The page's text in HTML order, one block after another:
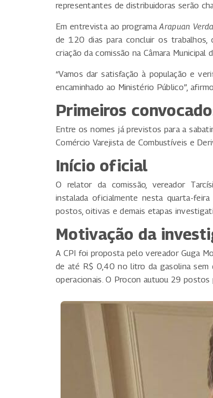
representantes de distribuidoras serão
Em entrevista ao programaArapuan
de 120 dias para concluir os trabalhos,
criação da comissão na Câmara Municipal
“Vamos dar satisfação à população e
encaminhado ao Ministério Público”,
Primeiros
Entre os nomes já previstos para a
Comércio Varejista de Combustíveis e
Início oficial
O relator da comissão, vereador
instalada oficialmente nesta quarta-
postos, oitivas e demais etapas
Motivação da
A CPI foi proposta pelo vereador Guga
de até R$ 0,40 no litro da gasolina sem
operacionais. O Procon autuou 29